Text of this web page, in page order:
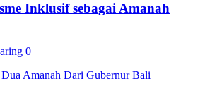
Inklusif sebagai Amanah
0